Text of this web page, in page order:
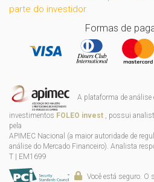
parte do investidor.
Formas de
A plataforma de análise
investimentos FOLEO invest , possui
pela
APIMEC Nacional (a maior autoridade de
análise do Mercado Financeiro). Analista
T | EM1699
Você está seguro. O